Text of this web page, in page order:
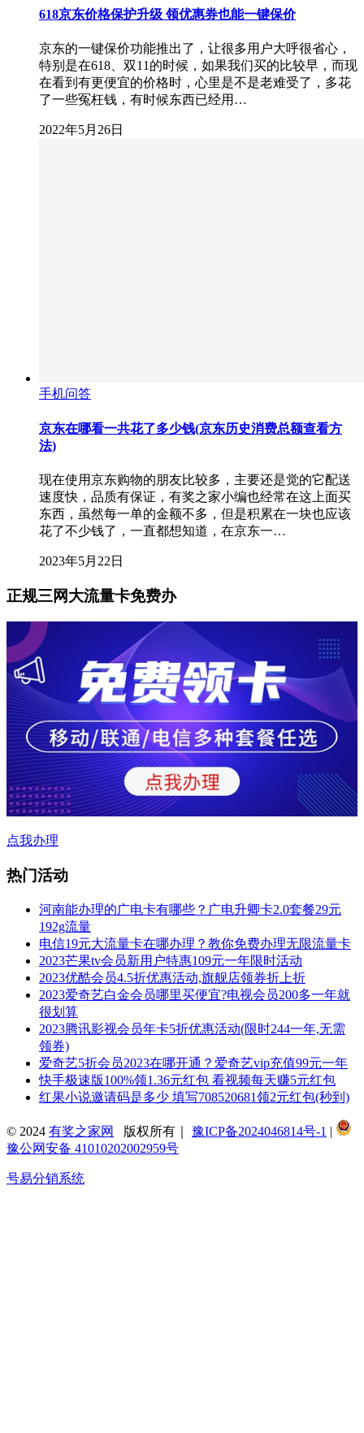
618京东价格保护升级 领优惠券也能一键保价
京东的一键保价功能推出了，让很多用户大呼很省心，
特别是在618、双11的时候，如果我们买的比较早，而现
在看到有更便宜的价格时，心里是不是老难受了，多花
了一些冤枉钱，有时候东西已经用…
2022年5月26日
手机问答
京东在哪看一共花了多少钱(京东历史消费总额查看方
法)
现在使用京东购物的朋友比较多，主要还是觉的它配送
速度快，品质有保证，有奖之家小编也经常在这上面买
东西，虽然每一单的金额不多，但是积累在一块也应该
花了不少钱了，一直都想知道，在京东一…
2023年5月22日
正规三网大流量卡免费办
点我办理
热门活动
河南能办理的广电卡有哪些？广电升卿卡2.0套餐29元
192g流量
电信19元大流量卡在哪办理？教你免费办理无限流量卡
2023芒果tv会员新用户特惠109元一年限时活动
2023优酷会员4.5折优惠活动,旗舰店领券折上折
2023爱奇艺白金会员哪里买便宜?电视会员200多一年就
很划算
2023腾讯影视会员年卡5折优惠活动(限时244一年,无需
领券)
爱奇艺5折会员2023在哪开通？爱奇艺vip充值99元一年
快手极速版100%领1.36元红包 看视频每天赚5元红包
红果小说邀请码是多少 填写708520681领2元红包(秒到)
© 2024 有奖之家网 版权所有｜ 豫ICP备2024046814号-1 |
豫公网安备 41010202002959号
号易分销系统